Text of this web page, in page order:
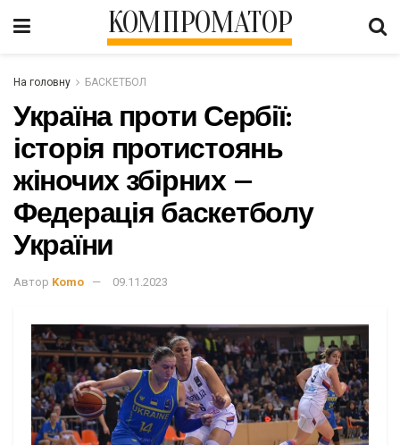
КОМПРОМАТОР
На головну БАСКЕТБОЛ
Україна проти Сербії:
історія протистоянь
жіночих збірних –
Федерація баскетболу
України
Автор Komo 09.11.2023